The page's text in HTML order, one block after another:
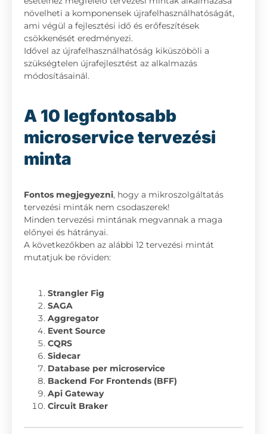
növelheti a komponensek újrafelhasználhatóságát,
ami végül a fejlesztési idő és erőfeszítések
csökkenését eredményezi.
Idővel az újrafelhasználhatóság kiküszöböli a
szükségtelen újrafejlesztést az alkalmazás
módosításainál.
A 10 legfontosabb
microservice tervezési
minta
Fontos megjegyezni, hogy a mikroszolgáltatás
tervezési minták nem csodaszerek!
Minden tervezési mintának megvannak a maga
előnyei és hátrányai.
A következőkben az alábbi 12 tervezési mintát
mutatjuk be röviden:
Strangler Fig
SAGA
Aggregator
Event Source
CQRS
Sidecar
Database per microservice
Backend For Frontends (BFF)
Api Gateway
Circuit Braker